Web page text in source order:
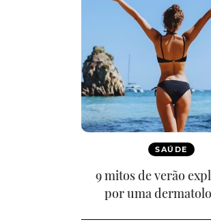
SAÚDE
9 mitos de verão
por uma